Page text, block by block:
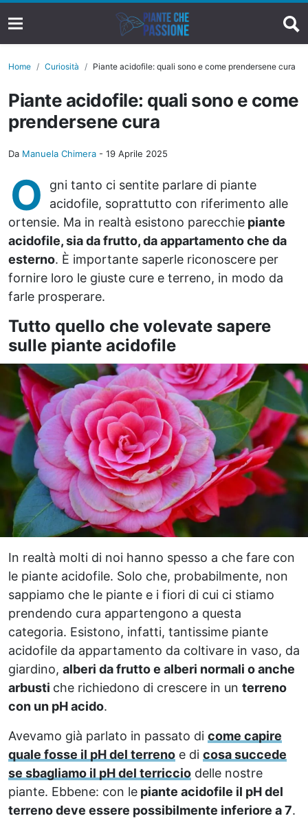
Home Curiosità Piante acidofile: quali sono e come prendersene cura
Piante acidofile: quali sono e come
prendersene cura
Da Manuela Chimera - 19 Aprile 2025
O
gni tanto ci sentite parlare di piante
acidofile, soprattutto con riferimento alle
ortensie. Ma in realtà esistono parecchie piante
acidofile, sia da frutto, da appartamento che da
esterno. È importante saperle riconoscere per
fornire loro le giuste cure e terreno, in modo da
farle prosperare.
Tutto quello che volevate sapere
sulle piante acidofile
In realtà molti di noi hanno spesso a che fare con
le piante acidofile. Solo che, probabilmente, non
sappiamo che le piante e i fiori di cui ci stiamo
prendendo cura appartengono a questa
categoria. Esistono, infatti, tantissime piante
acidofile da appartamento da coltivare in vaso, da
giardino, alberi da frutto e alberi normali o anche
arbusti che richiedono di crescere in un terreno
con un pH acido.
Avevamo già parlato in passato di come capire
quale fosse il pH del terreno e di cosa succede
se sbagliamo il pH del terriccio delle nostre
piante. Ebbene: con le piante acidofile il pH del
terreno deve essere possibilmente inferiore a 7.